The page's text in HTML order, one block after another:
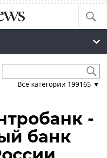
Все категории 199165 ▼
-
банк